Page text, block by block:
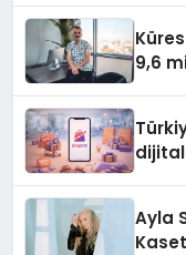
9,6
Ayla